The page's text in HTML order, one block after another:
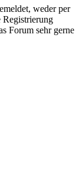
weder per
Registrierung
Forum sehr gerne